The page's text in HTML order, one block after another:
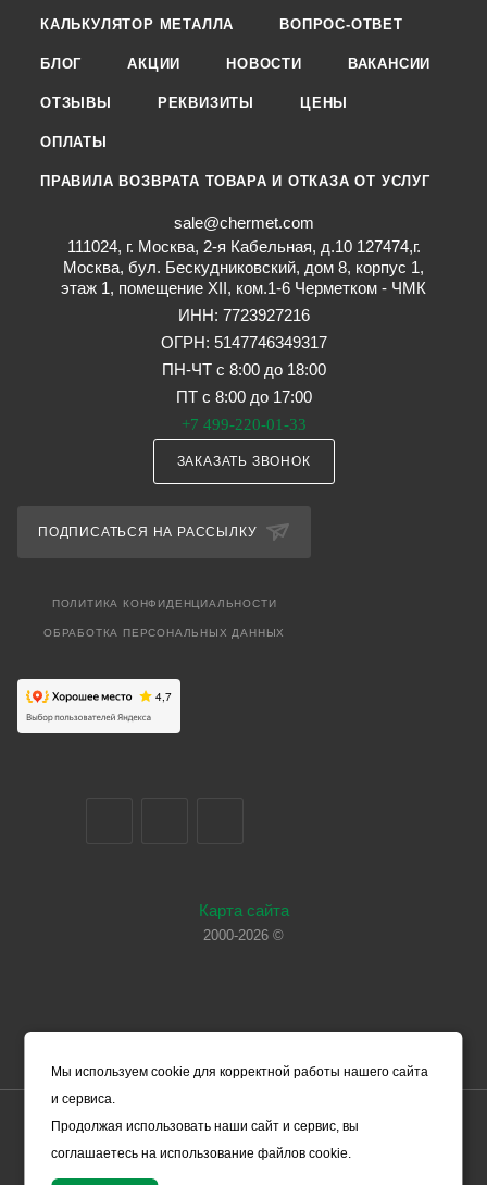
КАЛЬКУЛЯТОР МЕТАЛЛА ВОПРОС-ОТВЕТ
БЛОГ АКЦИИ НОВОСТИ ВАКАНСИИ
ОТЗЫВЫ РЕКВИЗИТЫ ЦЕНЫ
ОПЛАТЫ
ПРАВИЛА ВОЗВРАТА ТОВАРА И ОТКАЗА ОТ УСЛУГ
sale@chermet.com
111024, г. Москва, 2-я Кабельная, д.10 127474,г.
Москва, бул. Бескудниковский, дом 8, корпус 1,
этаж 1, помещение XII, ком.1-6 Черметком - ЧМК
ИНН: 7723927216
ОГРН: 5147746349317
ПН-ЧТ с 8:00 до 18:00
ПТ с 8:00 до 17:00
+7 499-220-01-33
ЗАКАЗАТЬ ЗВОНОК
ПОДПИСАТЬСЯ НА РАССЫЛКУ
ПОЛИТИКА КОНФИДЕНЦИАЛЬНОСТИ
ОБРАБОТКА ПЕРСОНАЛЬНЫХ ДАННЫХ
Карта сайта
2000-2026 ©
Цены, указанные на сайте, носят справочный характер и не
являются офертой (в соответствии со ст. 435 ГК РФ). Они могут
Мы используем cookie для корректной работы нашего сайта
и сервиса.
Продолжая использовать наши сайт и сервис, вы
соглашаетесь на использование файлов cookie.